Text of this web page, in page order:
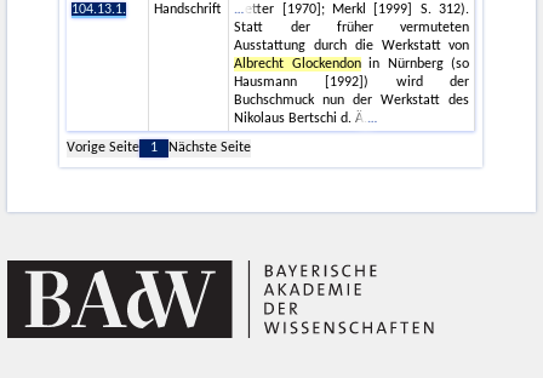
104.13.1.
Handschrift
etter [1970]; Merkl [1999] S. 312).
Statt der früher vermuteten
Ausstattung durch die Werkstatt von
Albrecht Glockendonin Nürnberg (so
Hausmann [1992]) wird der
Buchschmuck nun der Werkstatt des
Nikolaus Bertschi d. Ä.
Vorige Seite
1 Nächste Seite